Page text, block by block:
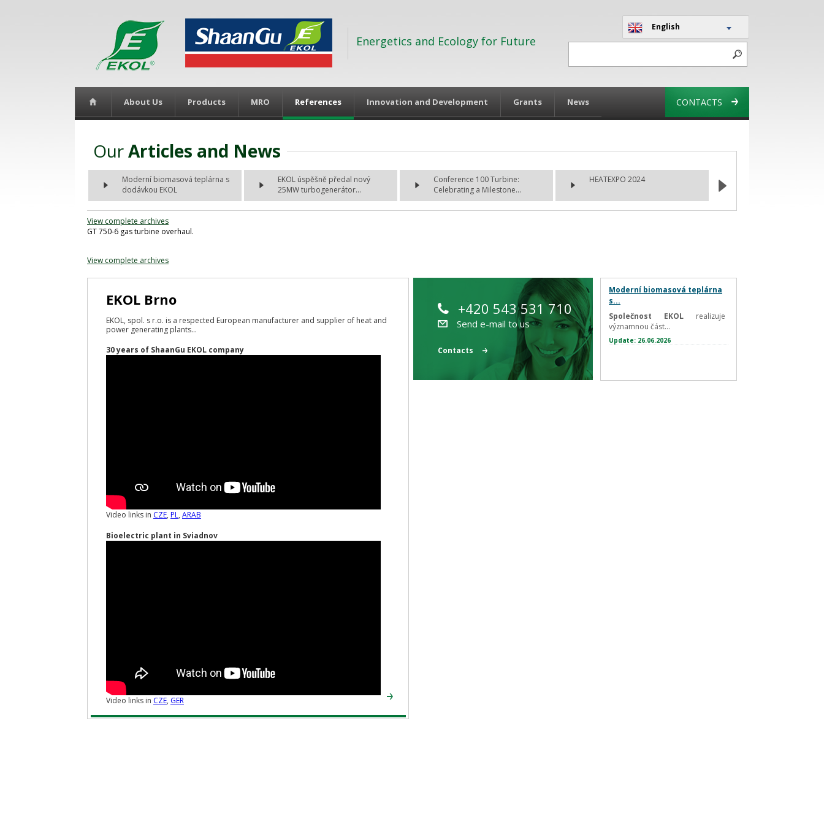
Energetics and Ecology for Future
English
About Us Products MRO References Innovation and Development Grants News CONTACTS
OurArticles and News
Moderní biomasová teplárna s
dodávkou EKOL
EKOL úspěšně předal nový
25MW turbogenerátor...
Conference 100 Turbine:
Celebrating a Milestone...
HEATEXPO 2024
View complete archives
GT 750-6 gas turbine overhaul.
View complete archives
EKOL Brno
EKOL, spol. s r.o. is a respected European manufacturer and supplier of heat and
power generating plants...
30 years of ShaanGu EKOL company
Video links in CZE, PL, ARAB
Bioelectric plant in Sviadnov
Video links in CZE, GER
+420 543 531 710
Send e-mail to us
Contacts
Moderní biomasová teplárna
s...
Společnost EKOL realizuje
významnou část...
Update: 26.06.2026